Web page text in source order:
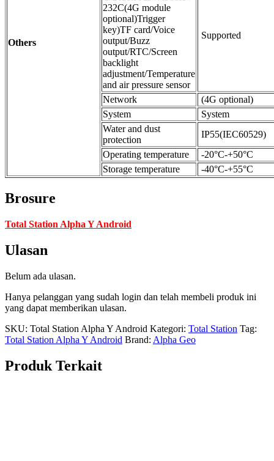
Others
232C(4G module
optional)Trigger
key)TF card/Voice
output/Buzz
output/RTC/Screen
backlight
adjustment/Temperature
and air pressure sensor
Supported
Network
(4G optional)
System
System
Water and dust
protection
IP55(IEC60529)
Operating temperature
-20°C-+50°C
Storage temperature
-40°C-+55°C
Brosure
Total Station Alpha Y Android
Ulasan
Belum ada ulasan.
Hanya pelanggan yang sudah login dan telah membeli produk ini
yang dapat memberikan ulasan.
SKU: Total Station Alpha Y Android Kategori: Total Station Tag:
Total Station Alpha Y Android Brand: Alpha Geo
Produk Terkait